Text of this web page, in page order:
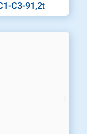
C3-91,2t